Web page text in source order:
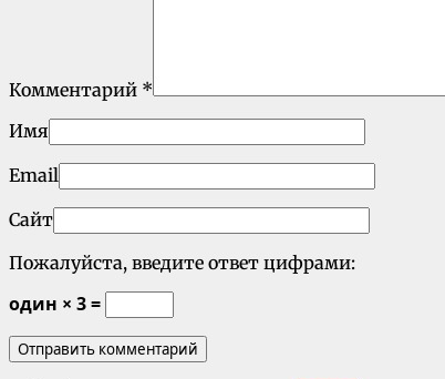
Комментарий *
Имя
Email
Сайт
Пожалуйста, введите ответ цифрами:
один × 3 =